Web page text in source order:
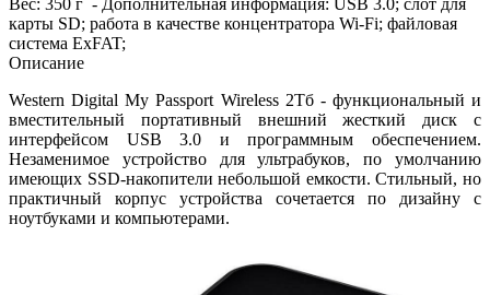
карты SD; работа в качестве концентратора Wi-Fi; файловая
система ExFAT;
Описание
Western Digital My Passport Wireless 2Тб - функциональный и
вместительный портативный внешний жесткий диск с
интерфейсом USB 3.0 и программным обеспечением.
Незаменимое устройство для ультрабуков, по умолчанию
имеющих SSD-накопители небольшой емкости. Стильный, но
практичный корпус устройства сочетается по дизайну с
ноутбуками и компьютерами.